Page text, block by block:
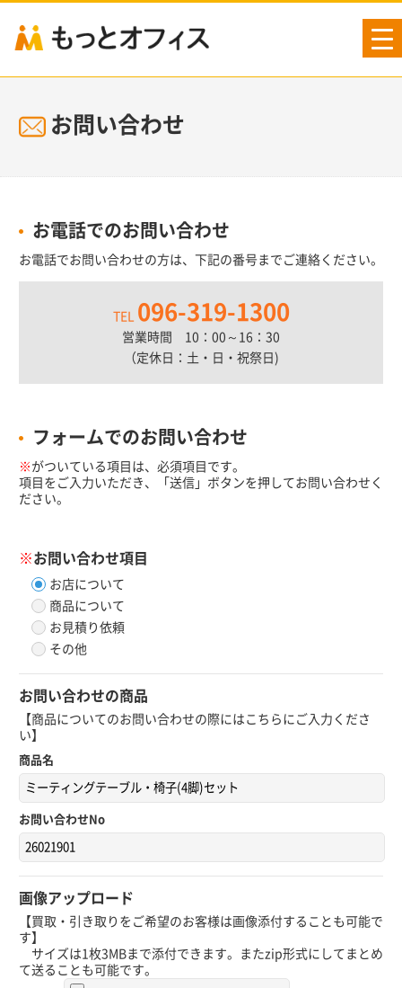
お問い合わせ
お電話でのお問い合わせ
お電話でお問い合わせの方は、下記の番号までご連絡ください。
TEL 096-319-1300
営業時間 10：00～16：30
（定休日：土・日・祝祭日)
フォームでのお問い合わせ
※ がついている項目は、必須項目です。
項目をご入力いただき、「送信」ボタンを押してお問い合わせく
ださい。
※お問い合わせ項目
お店について
商品について
お見積り依頼
その他
お問い合わせの商品
【商品についてのお問い合わせの際にはこちらにご入力くださ
い】
商品名
お問い合わせNo
画像アップロード
【買取・引き取りをご希望のお客様は画像添付することも可能で
す】
サイズは1枚3MBまで添付できます。またzip形式にしてまとめ
て送ることも可能です。